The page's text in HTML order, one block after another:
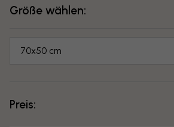
Größe wählen:
70x50 cm
Preis: